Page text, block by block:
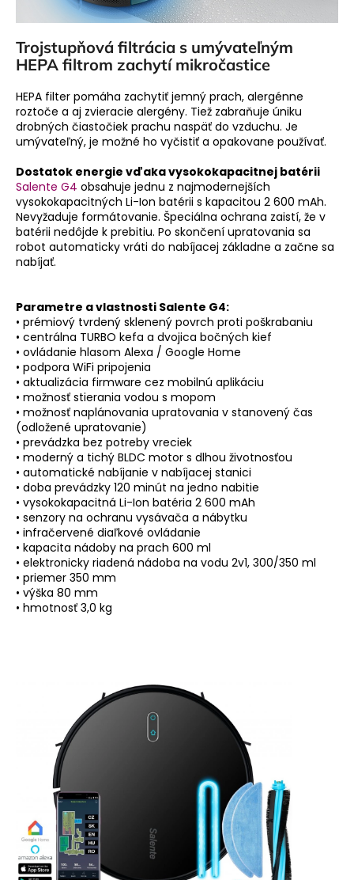
Trojstupňová filtrácia s umývateľným
HEPA filtrom zachytí mikročastice
HEPA filter pomáha zachytiť jemný prach, alergénne
roztoče a aj zvieracie alergény. Tiež zabraňuje úniku
drobných čiastočiek prachu naspäť do vzduchu. Je
umývateľný, je možné ho vyčistiť a opakovane používať.
Dostatok energie vďaka vysokokapacitnej batérii
Salente G4 obsahuje jednu z najmodernejších
vysokokapacitných Li-Ion batérii s kapacitou 2 600 mAh.
Nevyžaduje formátovanie. Špeciálna ochrana zaistí, že v
batérii nedôjde k prebitiu. Po skončení upratovania sa
robot automaticky vráti do nabíjacej základne a začne sa
nabíjať.
Parametre a vlastnosti Salente G4:
• prémiový tvrdený sklenený povrch proti poškrabaniu
• centrálna TURBO kefa a dvojica bočných kief
• ovládanie hlasom Alexa / Google Home
• podpora WiFi pripojenia
• aktualizácia firmware cez mobilnú aplikáciu
• možnosť stierania vodou s mopom
• možnosť naplánovania upratovania v stanovený čas
(odložené upratovanie)
• prevádzka bez potreby vreciek
• moderný a tichý BLDC motor s dlhou životnosťou
• automatické nabíjanie v nabíjacej stanici
• doba prevádzky 120 minút na jedno nabitie
• vysokokapacitná Li-Ion batéria 2 600 mAh
• senzory na ochranu vysávača a nábytku
• infračervené diaľkové ovládanie
• kapacita nádoby na prach 600 ml
• elektronicky riadená nádoba na vodu 2v1, 300/350 ml
• priemer 350 mm
• výška 80 mm
• hmotnosť 3,0 kg